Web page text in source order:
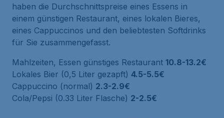
haben die Durchschnittspreise eines Essens in
einem günstigen Restaurant, eines lokalen Bieres,
eines Cappuccinos und den beliebtesten Softdrinks
für Sie zusammengefasst.
Mahlzeiten, Essen günstiges Restaurant 10.8-13.2€
Lokales Bier (0,5 Liter gezapft) 4.5-5.5€
Cappuccino (normal) 2.3-2.9€
Cola/Pepsi (0.33 Liter Flasche) 2-2.5€